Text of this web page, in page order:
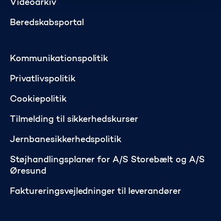
Videoarkiv
Beredskabsportal
Kommunikationspolitik
Privatlivspolitik
Cookiepolitik
Tilmelding til sikkerhedskurser
Jernbanesikkerhedspolitik
Støjhandlingsplaner for A/S Storebælt og A/S
Øresund
Faktureringsvejledninger til leverandører